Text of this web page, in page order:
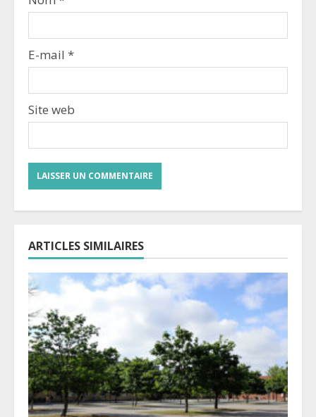
E-mail *
Site web
ARTICLES SIMILAIRES